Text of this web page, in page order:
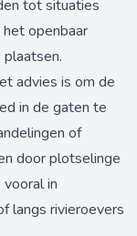
tot situaties
openbaar
advies is om de
in de gaten te
of
door plotselinge
in
langs rivieroevers